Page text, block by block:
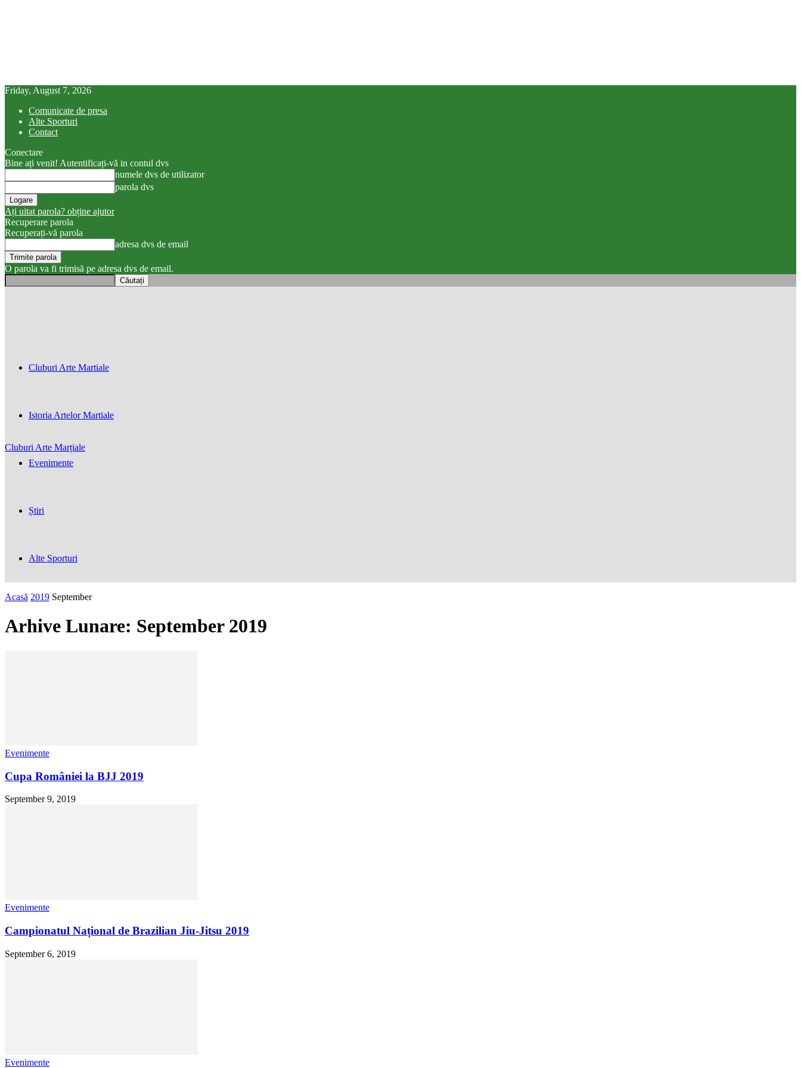
Friday, August 7, 2026
Comunicate de presa
Alte Sporturi
Contact
Conectare
Bine ați venit! Autentificați-vă in contul dvs
numele dvs de utilizator
parola dvs
Ați uitat parola? obține ajutor
Recuperare parola
Recuperați-vă parola
adresa dvs de email
O parola va fi trimisă pe adresa dvs de email.
Cluburi Arte Marțiale
Cluburi Arte Martiale
Istoria Artelor Martiale
Evenimente
Știri
Alte Sporturi
Acasă 2019 September
Arhive Lunare: September 2019
Evenimente
Cupa României la BJJ 2019
September 9, 2019
Evenimente
Campionatul Național de Brazilian Jiu-Jitsu 2019
September 6, 2019
Evenimente